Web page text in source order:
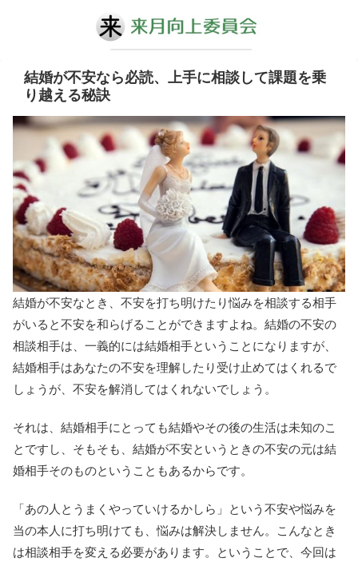
結婚が不安なら必読、上手に相談して課題を乗
り越える秘訣
結婚が不安なとき、不安を打ち明けたり悩みを相談する相手
がいると不安を和らげることができますよね。結婚の不安の
相談相手は、一義的には結婚相手ということになりますが、
結婚相手はあなたの不安を理解したり受け止めてはくれるで
しょうが、不安を解消してはくれないでしょう。
それは、結婚相手にとっても結婚やその後の生活は未知のこ
とですし、そもそも、結婚が不安というときの不安の元は結
婚相手そのものということもあるからです。
「あの人とうまくやっていけるかしら」という不安や悩みを
当の本人に打ち明けても、悩みは解決しません。こんなとき
は相談相手を変える必要があります。ということで、今回は